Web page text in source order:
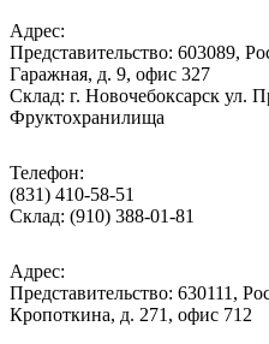
Адрес:
Представительство: 603089,
Гаражная, д. 9, офис 327
Склад: г. Новочебоксарск ул.
Фруктохранилища
Телефон:
(831) 410-58-51
Склад: (910) 388-01-81
Адрес:
Представительство: 630111,
Кропоткина, д. 271, офис 712